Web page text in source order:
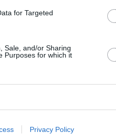
for Targeted
Sale, and/or Sharing
Purposes for which it
Privacy Policy
private și